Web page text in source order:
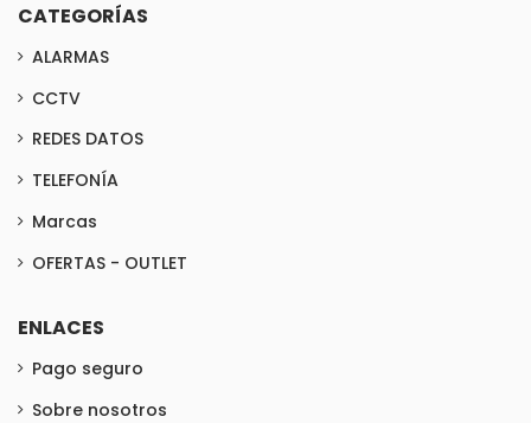
CATEGORÍAS
ALARMAS
CCTV
REDES DATOS
TELEFONÍA
Marcas
OFERTAS - OUTLET
ENLACES
Pago seguro
Sobre nosotros